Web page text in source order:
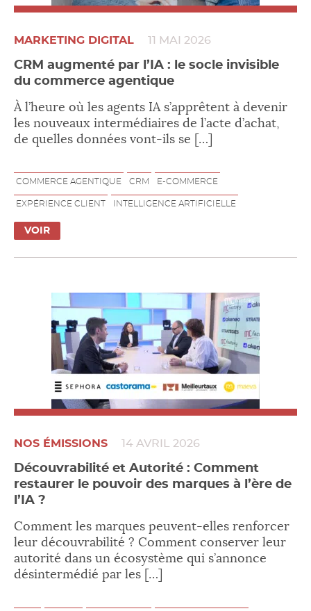
MARKETING DIGITAL 11 MAI 2026
CRM augmenté par l’IA : le socle invisible
du commerce agentique
À l’heure où les agents IA s’apprêtent à devenir
les nouveaux intermédiaires de l’acte d’achat,
de quelles données vont-ils se […]
COMMERCE AGENTIQUE CRM E-COMMERCE
EXPÉRIENCE CLIENT INTELLIGENCE ARTIFICIELLE
VOIR
NOS ÉMISSIONS 14 AVRIL 2026
Découvrabilité et Autorité : Comment
restaurer le pouvoir des marques à l’ère de
l’IA ?
Comment les marques peuvent-elles renforcer
leur découvrabilité ? Comment conserver leur
autorité dans un écosystème qui s’annonce
désintermédié par les […]